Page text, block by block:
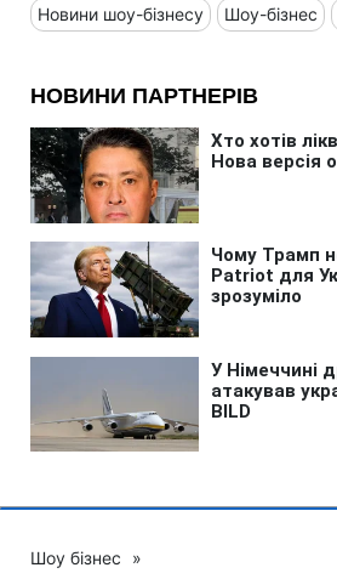
Новини шоу-бізнесу Шоу-бізнес
Шоу бізнес »